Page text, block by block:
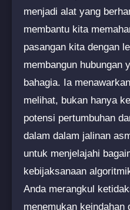
menjadi alat yang
membantu kita
pasangan kita dengan
membangun hubungan
bahagia. Ia
melihat, bukan hanya
potensi pertumbuhan
dalam dalam jalinan
untuk menjelajahi
kebijaksanaan
Anda merangkul
menemukan keindahan